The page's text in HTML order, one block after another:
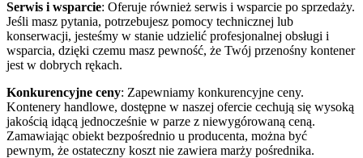
Serwis i wsparcie: Oferuje również serwis i wsparcie po sprzedaży.
Jeśli masz pytania, potrzebujesz pomocy technicznej lub
konserwacji, jesteśmy w stanie udzielić profesjonalnej obsługi i
wsparcia, dzięki czemu masz pewność, że Twój przenośny kontener
jest w dobrych rękach.
Konkurencyjne ceny: Zapewniamy konkurencyjne ceny.
Kontenery handlowe, dostępne w naszej ofercie cechują się wysoką
jakością idącą jednocześnie w parze z niewygórowaną ceną.
Zamawiając obiekt bezpośrednio u producenta, można być
pewnym, że ostateczny koszt nie zawiera marży pośrednika.